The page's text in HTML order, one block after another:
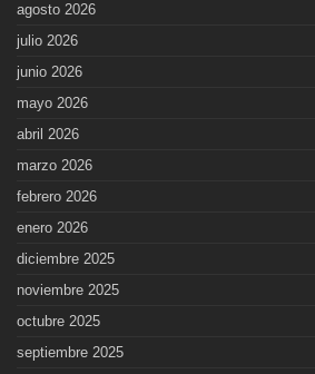
agosto 2026
julio 2026
junio 2026
mayo 2026
abril 2026
marzo 2026
febrero 2026
enero 2026
diciembre 2025
noviembre 2025
octubre 2025
septiembre 2025